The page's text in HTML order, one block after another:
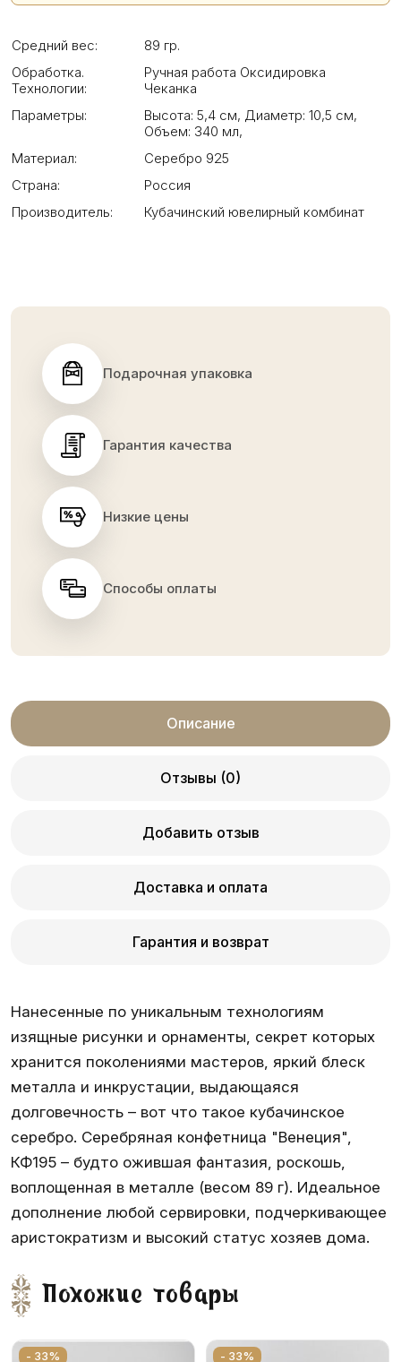
Средний вес:
89 гр.
Обработка.
Технологии:
Ручная работа Оксидировка
Чеканка
Параметры:
Высота: 5,4 см, Диаметр: 10,5 см,
Объем: 340 мл,
Материал:
Серебро 925
Страна:
Россия
Производитель:
Кубачинский ювелирный комбинат
Подарочная упаковка
Гарантия качества
Низкие цены
Способы оплаты
Описание
Отзывы (0)
Добавить отзыв
Доставка и оплата
Гарантия и возврат
Нанесенные по уникальным технологиям
изящные рисунки и орнаменты, секрет которых
хранится поколениями мастеров, яркий блеск
металла и инкрустации, выдающаяся
долговечность – вот что такое кубачинское
серебро. Серебряная конфетница "Венеция",
КФ195 – будто ожившая фантазия, роскошь,
воплощенная в металле (весом 89 г). Идеальное
дополнение любой сервировки, подчеркивающее
аристократизм и высокий статус хозяев дома.
Похожие товары
- 33% - 33%